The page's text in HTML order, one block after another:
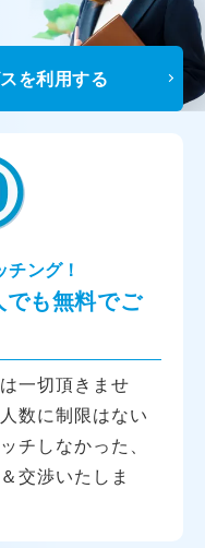
を利用する
ング！
でも無料でご
一切頂きませ
数に制限はない
チしなかった、
交渉いたしま